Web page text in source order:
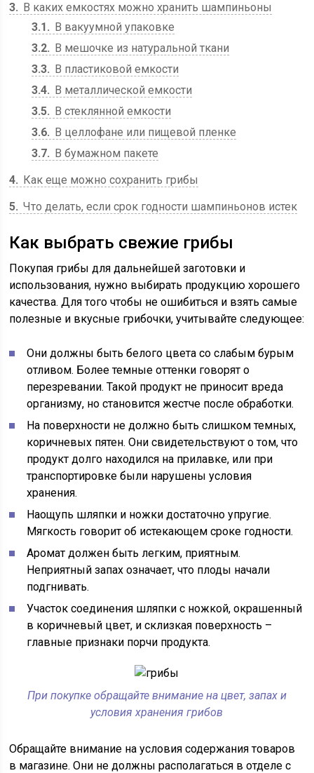
3
В каких емкостях можно хранить шампиньоны
3.1
В вакуумной упаковке
3.2
В мешочке из натуральной ткани
3.3
В пластиковой емкости
3.4
В металлической емкости
3.5
В стеклянной емкости
3.6
В целлофане или пищевой пленке
3.7
В бумажном пакете
4
Как еще можно сохранить грибы
5 Что делать, если срок годности шампиньонов истек
Как выбрать свежие грибы
Покупая грибы для дальнейшей заготовки и
использования, нужно выбирать продукцию хорошего
качества. Для того чтобы не ошибиться и взять самые
полезные и вкусные грибочки, учитывайте следующее:
Они должны быть белого цвета со слабым бурым
отливом. Более темные оттенки говорят о
перезревании. Такой продукт не приносит вреда
организму, но становится жестче после обработки.
На поверхности не должно быть слишком темных,
коричневых пятен. Они свидетельствуют о том, что
продукт долго находился на прилавке, или при
транспортировке были нарушены условия
хранения.
Наощупь шляпки и ножки достаточно упругие.
Мягкость говорит об истекающем сроке годности.
Аромат должен быть легким, приятным.
Неприятный запах означает, что плоды начали
подгнивать.
Участок соединения шляпки с ножкой, окрашенный
в коричневый цвет, и склизкая поверхность –
главные признаки порчи продукта.
При покупке обращайте внимание на цвет, запах и
условия хранения грибов
Обращайте внимание на условия содержания товаров
в магазине. Они не должны располагаться в отделе с